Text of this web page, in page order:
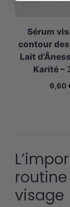
Sérum
contour
Lait
Karité –
6,60
visage